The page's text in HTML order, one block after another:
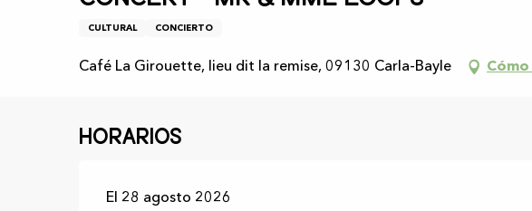
CULTURAL CONCIERTO
Café La Girouette, lieu dit la remise, 09130 Carla-Bayle
Horarios
El 28 agosto 2026